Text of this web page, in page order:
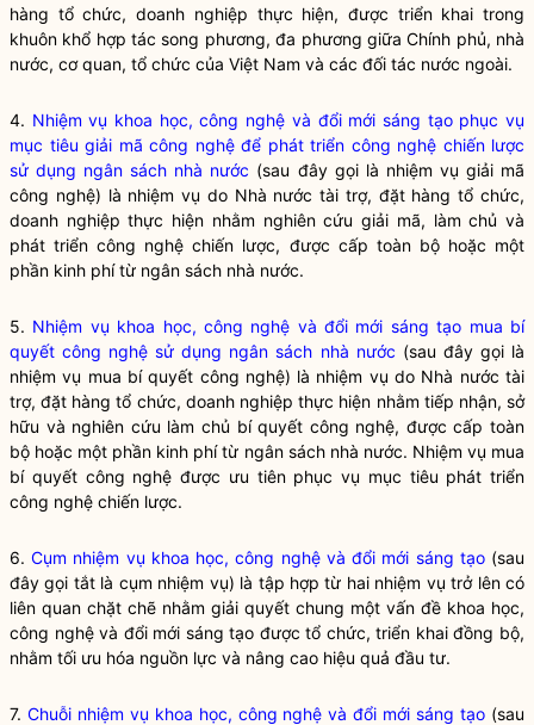
hàng tổ chức, doanh nghiệp thực hiện, được triển khai trong
khuôn khổ hợp tác song phương, đa phương giữa Chính phủ, nhà
nước, cơ quan, tổ chức của Việt Nam và các đối tác nước ngoài.
4. Nhiệm vụ khoa học, công nghệ và đổi mới sáng tạo phục vụ
mục tiêu giải mã công nghệ để phát triển công nghệ chiến lược
sử dụng ngân sách nhà nước (sau đây gọi là nhiệm vụ giải mã
công nghệ) là nhiệm vụ do Nhà nước tài trợ, đặt hàng tổ chức,
doanh nghiệp thực hiện nhằm nghiên cứu giải mã, làm chủ và
phát triển công nghệ chiến lược, được cấp toàn bộ hoặc một
phần kinh phí từ ngân sách nhà nước.
5. Nhiệm vụ khoa học, công nghệ và đổi mới sáng tạo mua bí
quyết công nghệ sử dụng ngân sách nhà nước (sau đây gọi là
nhiệm vụ mua bí quyết công nghệ) là nhiệm vụ do Nhà nước tài
trợ, đặt hàng tổ chức, doanh nghiệp thực hiện nhằm tiếp nhận, sở
hữu và nghiên cứu làm chủ bí quyết công nghệ, được cấp toàn
bộ hoặc một phần kinh phí từ ngân sách nhà nước. Nhiệm vụ mua
bí quyết công nghệ được ưu tiên phục vụ mục tiêu phát triển
công nghệ chiến lược.
6.Cụm nhiệm vụ khoa học, công nghệ và đổi mới sáng tạo(sau
đây gọi tắt là cụm nhiệm vụ) là tập hợp từ hai nhiệm vụ trở lên có
liên quan chặt chẽ nhằm giải quyết chung một vấn đề khoa học,
công nghệ và đổi mới sáng tạo được tổ chức, triển khai đồng bộ,
nhằm tối ưu hóa nguồn lực và nâng cao hiệu quả đầu tư.
7. Chuỗi nhiệm vụ khoa học, công nghệ và đổi mới sáng tạo (sau